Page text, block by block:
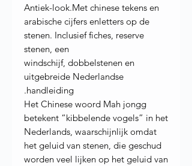
Antiek-look.Met chinese tekens en
arabische cijfers enletters op de
stenen. Inclusief fiches, reserve
stenen, een
windschijf, dobbelstenen en
uitgebreide Nederlandse
handleiding.
Het Chinese woord Mah jongg
betekent “kibbelende vogels” in het
Nederlands, waarschijnlijk omdat
het geluid van stenen, die geschud
worden veel lijken op het geluid van